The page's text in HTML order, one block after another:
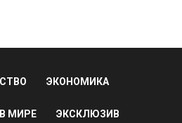
ЭКОНОМИКА
В МИРЕ ЭКСКЛЮЗИВ